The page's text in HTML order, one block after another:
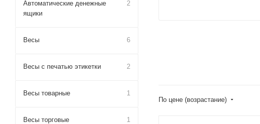
По цене (возрастание)
Автоматические денежные
ящики
2
Весы 6
Весы с печатью этикетки 2
Весы товарные 1
Весы торговые 1